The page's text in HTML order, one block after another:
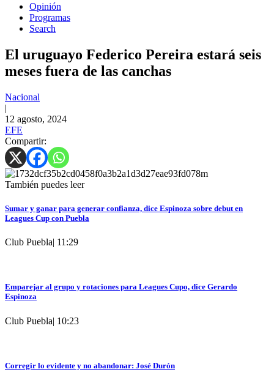
Opinión
Programas
Search
El uruguayo Federico Pereira estará seis
meses fuera de las canchas
Nacional
|
12 agosto, 2024
EFE
Compartir:
También puedes leer
Sumar y ganar para generar confianza, dice Espinoza sobre debut en
Leagues Cup con Puebla
Club Puebla| 11:29
Emparejar al grupo y rotaciones para Leagues Cupo, dice Gerardo
Espinoza
Club Puebla| 10:23
Corregir lo evidente y no abandonar: José Durón